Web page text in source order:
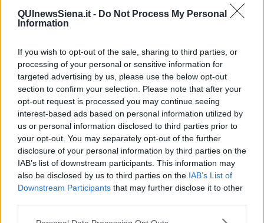
QUInewsSiena.it - Do Not Process My Personal
Information
If you wish to opt-out of the sale, sharing to third parties, or
processing of your personal or sensitive information for
targeted advertising by us, please use the below opt-out
section to confirm your selection. Please note that after your
opt-out request is processed you may continue seeing
interest-based ads based on personal information utilized by
us or personal information disclosed to third parties prior to
your opt-out. You may separately opt-out of the further
disclosure of your personal information by third parties on the
IAB’s list of downstream participants. This information may
also be disclosed by us to third parties on the IAB’s List of
Downstream Participants that may further disclose it to other
Il ritorno dei talebani
​La lenta agonia del Libano
Usa di nuovo al centro della geopolitica internazionale
L’appuntamento di Israele con il cambiamento
La farsa delle elezioni in Siria
In Medioriente non ci sono favole, solo realtà
Biden chiama ma Netanyahu non risponde
Niente di nuovo in Medioriente
La forza di Boris Johnson
Biden nuovo alleato armeno contro la Turchia
Mar Mediterraneo cimitero silente
Richiami neo ottomani, la Francia guarda sospetta
Israele ultima curva a destra
Israele al voto: il Re sarà morto o vivo?
Londra trema tra gossip e casse vuote
Da Kindu a Kanyamahoro